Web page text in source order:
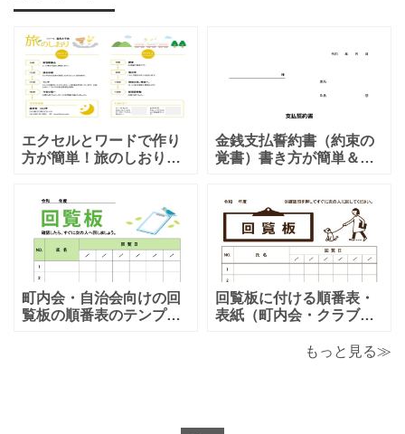
エクセルとワードで作り
方が簡単！旅のしおり
おすすめのテンプレート
となります。温泉旅行や
家族旅行など様々な用途
で、楽しく利用出来る旅
のしおりの素材となりま
す。ダウンロード後に簡
単に編集出来るエクセ
金銭支払誓約書（約束の
覚書）書き方が簡単＆項
す。シンプルな項目にな
りますので、利用用途に
より項目や内容を編集し
利用する事が可能です。
シンプルで簡易的な素材
となりますので、金銭支
払誓約書を作成時に用途
町内会・自治会向けの回
覧板の順番表のテンプレ
回覧板に付ける順番表・
表紙（町内会・クラブの
る「Excel・Word・もっと見る≫